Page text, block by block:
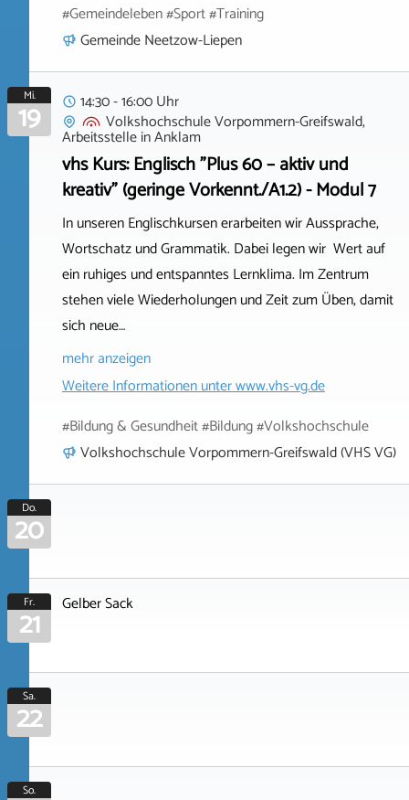
#Gemeindeleben #Sport #Training
Gemeinde Neetzow-Liepen
Mi.
19
14:30 - 16:00 Uhr
Volkshochschule Vorpommern-Greifswald,
ArbeitsstelleinAnklam
vhs Kurs: Englisch "Plus 60 – aktiv und
kreativ" (geringe Vorkennt./A1.2) - Modul 7
In unseren Englischkursen erarbeiten wir Aussprache,
Wortschatz und Grammatik. Dabei legen wir Wert auf
ein ruhiges und entspanntes Lernklima. Im Zentrum
stehen viele Wiederholungen und Zeit zum Üben, damit
sich neue…
mehr anzeigen
Weitere Informationen unterwww.vhs-vg.de
#Bildung & Gesundheit #Bildung #Volkshochschule
Volkshochschule Vorpommern-Greifswald (VHS VG)
Do.
20
Fr.
21 Gelber Sack
Sa.
22
So.